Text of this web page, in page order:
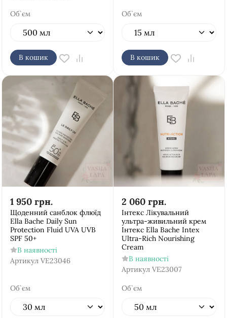
Об`єм
В кошик
Об`єм
В кошик
1 950 грн.
Щоденний санблок флюїд
Ella Bache Daily Sun
Protection Fluid UVA UVB
SPF 50+
В наявності
Артикул VE23046
Об`єм
2 060 грн.
Інтекс Лікувальний
ультра-живильний крем
Інтекс Ella Bache Intex
Ultra-Rich Nourishing
Cream
В наявності
Артикул VE23007
Об`єм